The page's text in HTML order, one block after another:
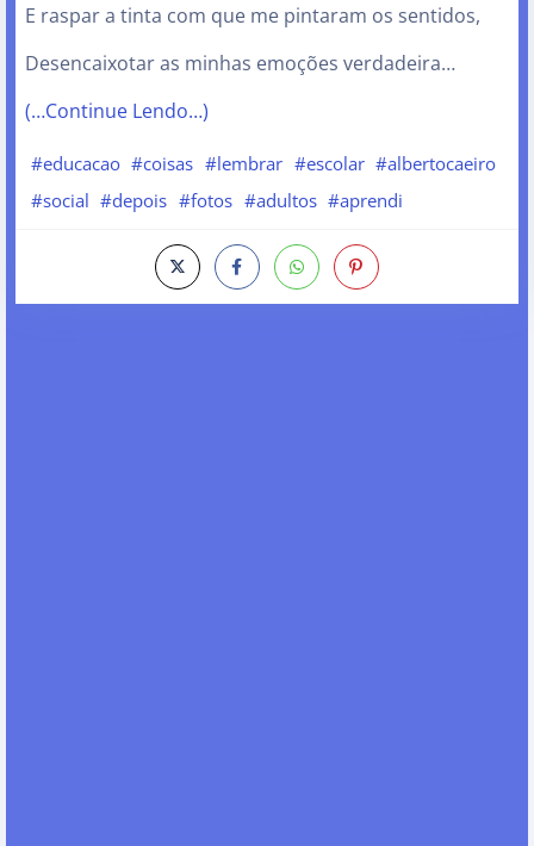
E raspar a tinta com que me pintaram os sentidos,
Desencaixotar as minhas emoções verdadeira…
(…Continue Lendo…)
#educacao #coisas #lembrar #escolar #albertocaeiro
#social #depois #fotos #adultos #aprendi